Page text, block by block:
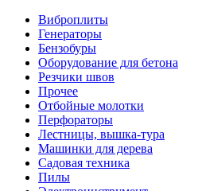
Виброплиты
Генераторы
Бензобуры
Оборудование для бетона
Резчики швов
Прочее
Отбойные молотки
Перфораторы
Лестницы, вышка-тура
Машинки для дерева
Садовая техника
Пилы